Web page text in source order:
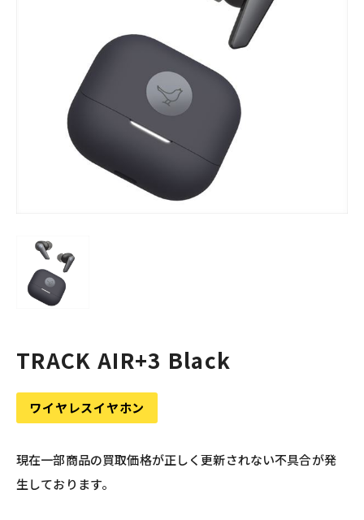
TRACK AIR+3 Black
ワイヤレスイヤホン
現在一部商品の買取価格が正しく更新されない不具合が発
生しております。